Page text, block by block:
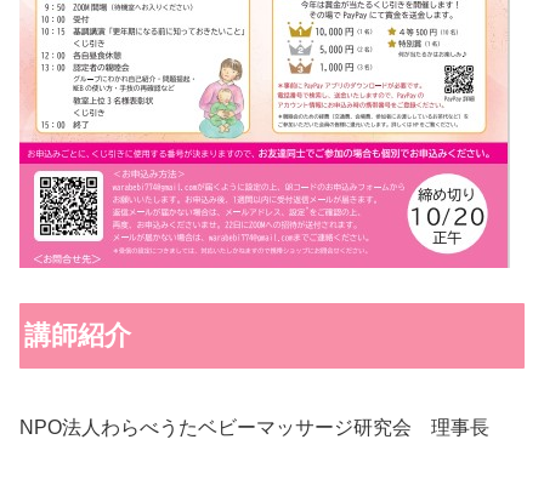
講師紹介
NPO法人わらべうたベビーマッサージ研究会 理事長